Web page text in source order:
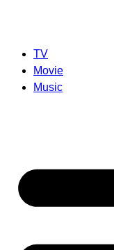
TV
Movie
Music